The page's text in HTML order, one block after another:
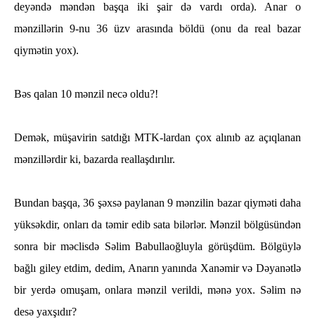
deyəndə məndən başqa iki şair də vardı orda). Anar o
mənzillərin 9-nu 36 üzv arasında böldü (onu da real bazar
qiymətin yox).
Bəs qalan 10 mənzil necə oldu?!
Demək, müşavirin satdığı MTK-lardan çox alınıb az açıqlanan
mənzillərdir ki, bazarda reallaşdırılır.
Bundan başqa, 36 şəxsə paylanan 9 mənzilin bazar qiyməti daha
yüksəkdir, onları da təmir edib sata bilərlər. Mənzil bölgüsündən
sonra bir məclisdə Səlim Babullaoğluyla görüşdüm. Bölgüylə
bağlı giley etdim, dedim, Anarın yanında Xanəmir və Dəyanətlə
bir yerdə omuşam, onlara mənzil verildi, mənə yox. Səlim nə
desə yaxşıdır?